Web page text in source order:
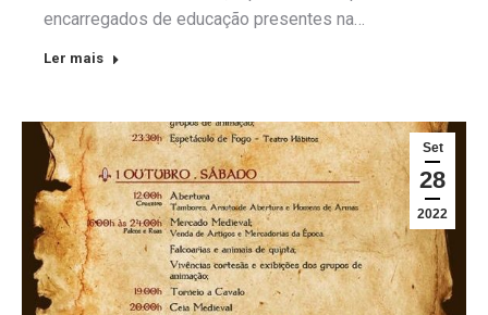
encarregados de educação presentes na…
Ler mais
Set
28
2022